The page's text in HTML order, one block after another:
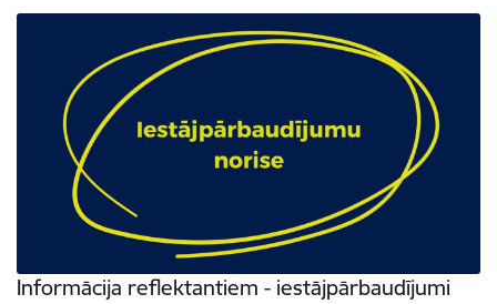
Informācija reflektantiem - iestājpārbaudījumi